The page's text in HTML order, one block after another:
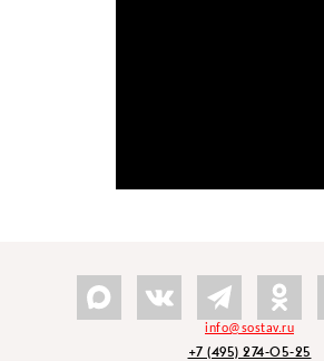
info@sostav.ru
+7 (495) 274-05-25